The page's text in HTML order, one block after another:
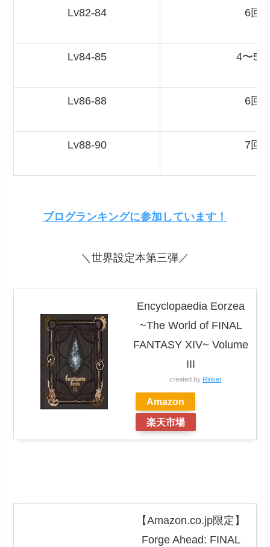
Lv82-84 6回
Lv84-85 4〜5回
Lv86-88 6回
Lv88-90 7回
ブログランキングに参加しています！
＼世界設定本第三弾／
Encyclopaedia Eorzea
~The World of FINAL
FANTASY XIV~ Volume
III
created by Rinker
Amazon
楽天市場
【Amazon.co.jp限定】
Forge Ahead: FINAL